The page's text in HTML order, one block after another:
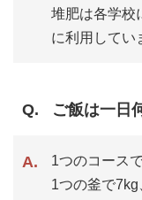
堆肥は各学校
に利用してい
ご飯は一日
1つのコース
1つの釜で7kg